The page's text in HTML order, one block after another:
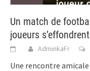
Un match de
joueurs
AdminkaFr
Une rencontre